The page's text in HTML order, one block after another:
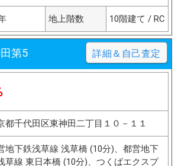
地上階数 10階建て / RC
第5 詳細＆自己査定
都千代田区東神田二丁目１０－１１
地下鉄浅草線 浅草橋 (10分)、都営地下
草線 東日本橋 (10分)、つくばエクスプ